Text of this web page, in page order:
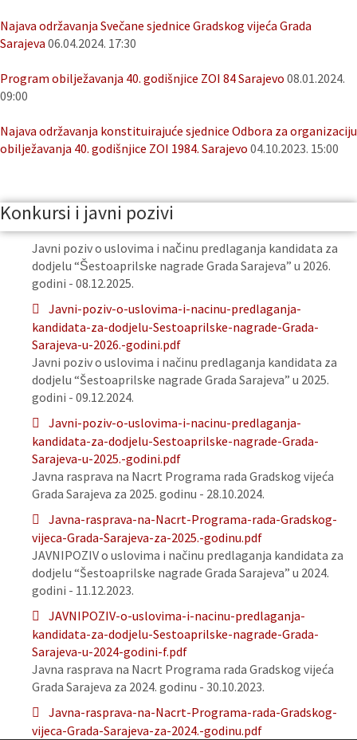
Najava održavanja Svečane sjednice Gradskog vijeća Grada
Sarajeva 06.04.2024. 17:30
Program obilježavanja 40. godišnjice ZOI 84 Sarajevo 08.01.2024.
09:00
Najava održavanja konstituirajuće sjednice Odbora za organizaciju
obilježavanja 40. godišnjice ZOI 1984. Sarajevo 04.10.2023. 15:00
Konkursi i javni pozivi
Javni poziv o uslovima i načinu predlaganja kandidata za
dodjelu “Šestoaprilske nagrade Grada Sarajeva” u 2026.
godini - 08.12.2025.
Javni-poziv-o-uslovima-i-nacinu-predlaganja-
kandidata-za-dodjelu-Sestoaprilske-nagrade-Grada-
Sarajeva-u-2026.-godini.pdf
Javni poziv o uslovima i načinu predlaganja kandidata za
dodjelu “Šestoaprilske nagrade Grada Sarajeva” u 2025.
godini - 09.12.2024.
Javni-poziv-o-uslovima-i-nacinu-predlaganja-
kandidata-za-dodjelu-Sestoaprilske-nagrade-Grada-
Sarajeva-u-2025.-godini.pdf
Javna rasprava na Nacrt Programa rada Gradskog vijeća
Grada Sarajeva za 2025. godinu - 28.10.2024.
Javna-rasprava-na-Nacrt-Programa-rada-Gradskog-
vijeca-Grada-Sarajeva-za-2025.-godinu.pdf
JAVNIPOZIV o uslovima i načinu predlaganja kandidata za
dodjelu “Šestoaprilske nagrade Grada Sarajeva” u 2024.
godini - 11.12.2023.
JAVNIPOZIV-o-uslovima-i-nacinu-predlaganja-
kandidata-za-dodjelu-Sestoaprilske-nagrade-Grada-
Sarajeva-u-2024-godini-f.pdf
Javna rasprava na Nacrt Programa rada Gradskog vijeća
Grada Sarajeva za 2024. godinu - 30.10.2023.
Javna-rasprava-na-Nacrt-Programa-rada-Gradskog-
vijeca-Grada-Sarajeva-za-2024.-godinu.pdf